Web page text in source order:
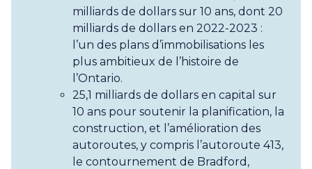
milliards de dollars sur 10 ans, dont 20
milliards de dollars en 2022-2023 :
l’un des plans d’immobilisations les
plus ambitieux de l’histoire de
l’Ontario.
25,1 milliards de dollars en capital sur
10 ans pour soutenir la planification, la
construction, et l’amélioration des
autoroutes, y compris l’autoroute 413,
le contournement de Bradford,